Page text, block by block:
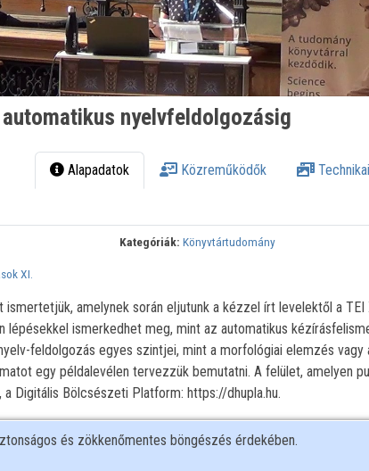
nyelvfeldolgozásig
Alapadatok Közreműködők
Kategóriák: Könyvtártudomány
XI.
ismertetjük, amelynek során eljutunk a kézzel írt levelektől a TEI
lépésekkel ismerkedhet meg, mint az automatikus
feldolgozás egyes szintjei, mint a morfológiai elemzés vagy
egy példalevélen tervezzük bemutatni. A felület, amelyen
Digitális Bölcsészeti Platform: https://dhupla.hu.
és zökkenőmentes böngészés érdekében.